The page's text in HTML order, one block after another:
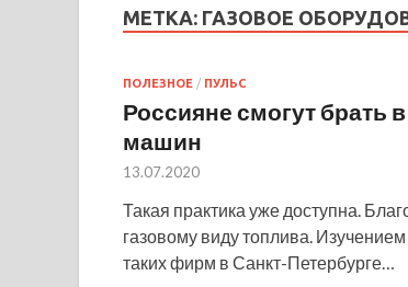
МЕТКА: ГАЗОВОЕ
ПОЛЕЗНОЕ / ПУЛЬС
Россияне смогут брать
машин
13.07.2020
Такая практика уже доступна.
газовому виду топлива.
таких фирм в Санкт-Петербурге…